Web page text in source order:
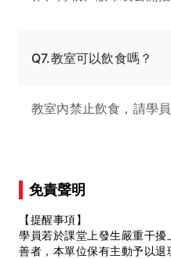
Q7.教室可以飲食嗎？
教室內禁止飲食，請學
免責聲明
【提醒事項】
學員若於課堂上發生嚴重干
善者，本單位保有主動予以